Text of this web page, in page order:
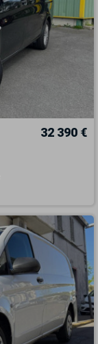
32 390 €